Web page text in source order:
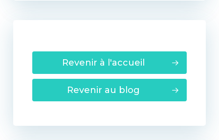
Revenir à l'accueil
Revenir au blog